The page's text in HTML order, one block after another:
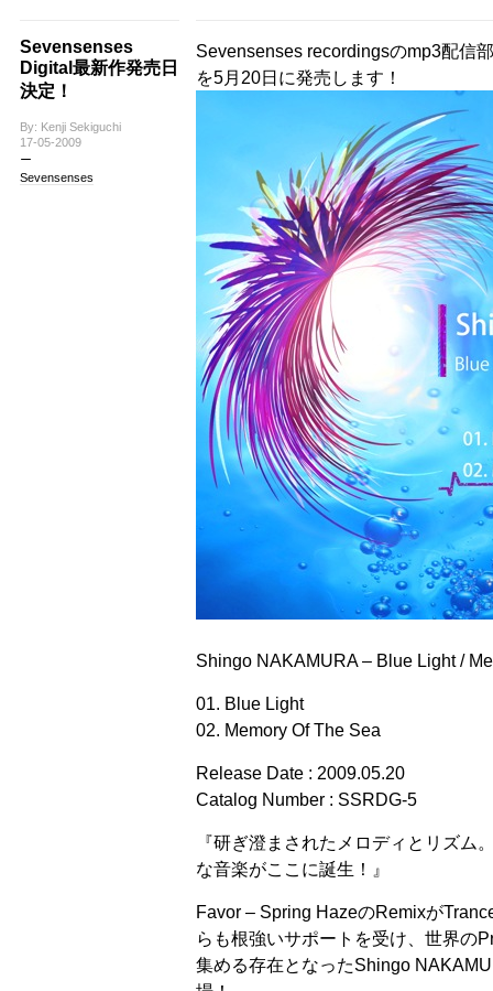
Sevensenses
Digital最新作発売日
決定！
By: Kenji Sekiguchi
17-05-2009
Sevensenses
Sevensenses recordingsのmp3配信
を5月20日に発売します！
Shingo NAKAMURA – Blue Light /
01. Blue Light
02. Memory Of The Sea
Release Date : 2009.05.20
Catalog Number : SSRDG-5
『研ぎ澄まされたメロディとリズム
な音楽がここに誕生！』
Favor – Spring HazeのRemixが
らも根強いサポートを受け、世界の
集める存在となったShingo